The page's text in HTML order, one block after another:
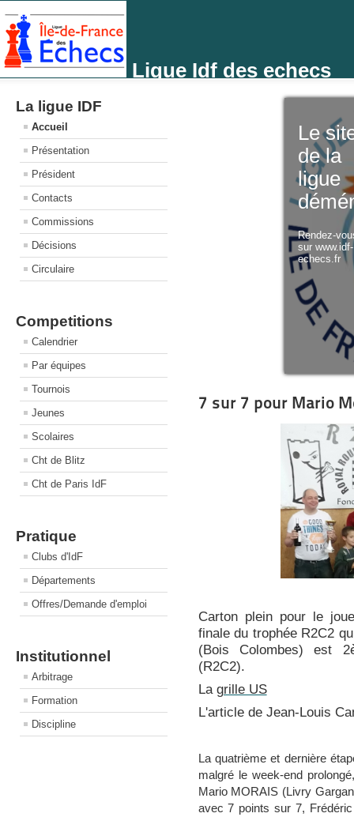
Ligue Idf des echecs
La ligue IDF
Accueil
Présentation
Président
Contacts
Commissions
Décisions
Circulaire
Competitions
Calendrier
Par équipes
Tournois
Jeunes
Scolaires
Cht de Blitz
Cht de Paris IdF
Pratique
Clubs d'IdF
Départements
Offres/Demande d'emploi
Institutionnel
Arbitrage
Formation
Discipline
Le
de la
ligue
Rendez-
sur
echecs.fr
7 sur 7 pour Mario
Carton plein pour le
finale du trophée R2C2
(Bois Colombes) est
(R2C2).
La grille US
L'article de Jean-Louis
La quatrième et dernière
malgré le week-end
Mario MORAIS (Livry
avec 7 points sur 7,